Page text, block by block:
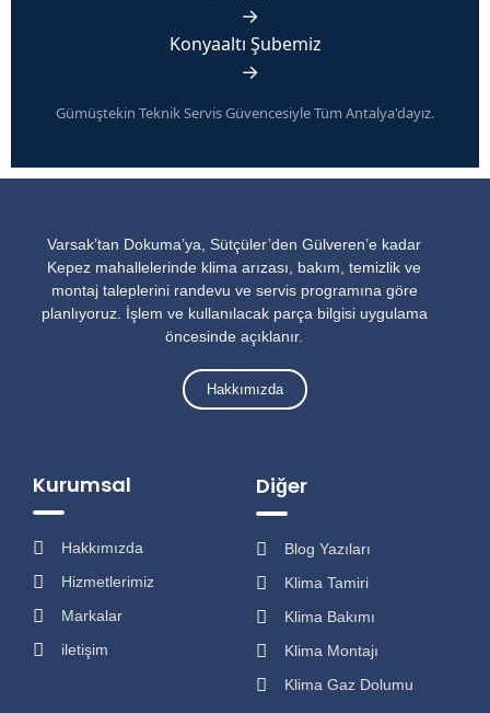
→
Konyaaltı Şubemiz
→
Gümüştekin Teknik Servis Güvencesiyle Tüm Antalya'dayız.
Varsak’tan Dokuma’ya, Sütçüler’den Gülveren’e kadar
Kepez mahallelerinde klima arızası, bakım, temizlik ve
montaj taleplerini randevu ve servis programına göre
planlıyoruz. İşlem ve kullanılacak parça bilgisi uygulama
öncesinde açıklanır.
Hakkımızda
Kurumsal
Hakkımızda
Hizmetlerimiz
Markalar
iletişim
Diğer
Blog Yazıları
Klima Tamiri
Klima Bakımı
Klima Montajı
Klima Gaz Dolumu